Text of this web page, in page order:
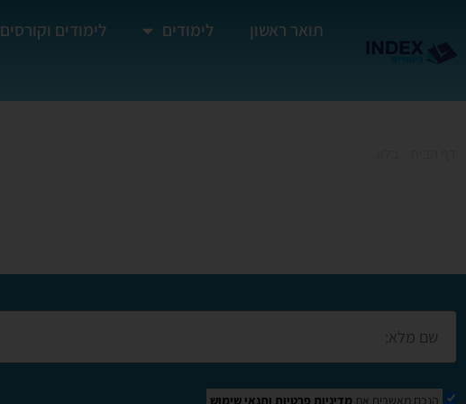
תואר ראשון לימודים לימודים וקורסים
הנכם מאשרים את מדיניות פרטיות ותנאי שימוש